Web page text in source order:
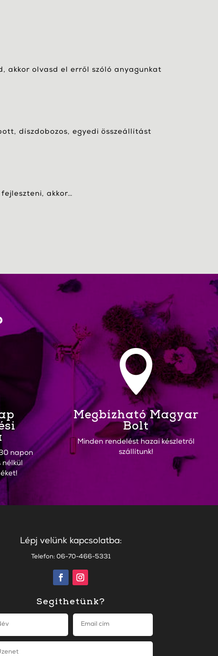
akkor olvasd el erről szóló anyagunkat
díszdobozos, egyedi összeállítást
akkor…
napon

Megbízható Magyar
Bolt
Minden rendelést hazai készletről
szállítunk!
Lépj velünk kapcsolatba:
Telefon: 06-70-466-5331
Segíthetünk?